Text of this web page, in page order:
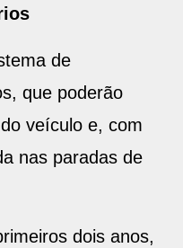
de
que poderão
veículo e, com
nas paradas de
dois anos,